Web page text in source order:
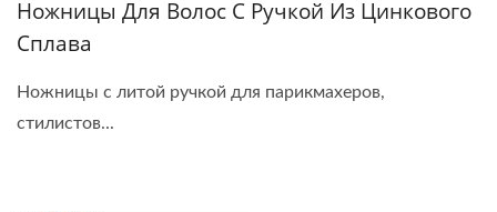
Ножницы Для Волос С Ручкой Из Цинкового
Сплава
Ножницы с литой ручкой для парикмахеров,
стилистов...